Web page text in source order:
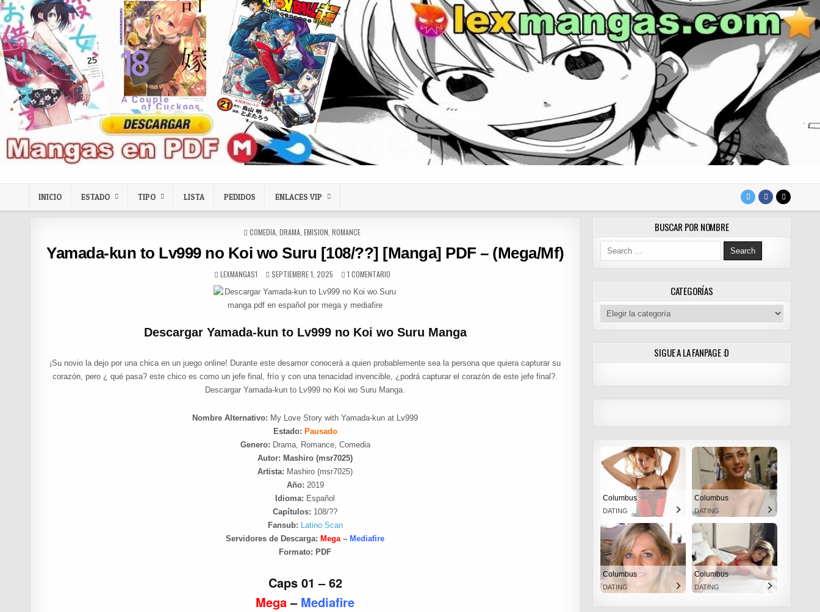
Skip to content
LexMangas
INICIO ESTADO TIPO LISTA PEDIDOS ENLACES VIP
POSTED IN
COMEDIA ,DRAMA ,EMISION ,ROMANCE
Yamada-kun to Lv999 no Koi wo Suru [108/??] [Manga] PDF – (Mega/Mf)
AUTHOR:
LEXMANGAS1 PUBLISHED DATE:
SEPTIEMBRE 1, 2025 1 COMENTARIOEN YAMADA-KUN TO LV999 NO KOI WO SURU [108/??] [MANGA] PDF – (MEGA/MF)
Descargar Yamada-kun to Lv999 no Koi wo Suru Manga
¡Su novio la dejo por una chica en un juego online! Durante este desamor conocerá a quien probablemente sea la persona que quiera capturar su
corazón, pero ¿ qué pasa? este chico es como un jefe final, frío y con una tenacidad invencible, ¿podrá capturar el corazón de este jefe final?.
Descargar Yamada-kun to Lv999 no Koi wo Suru Manga.
Nombre Alternativo: My Love Story with Yamada-kun at Lv999
Estado: Pausado
Genero: Drama, Romance, Comedia
Autor: Mashiro (msr7025)
Artista: Mashiro (msr7025)
Año: 2019
Idioma: Español
Capítulos: 108/??
Fansub: Latino Scan
Servidores de Descarga: Mega– Mediafire
Formato: PDF
Caps 01 – 62
Mega– Mediafire
BUSCAR POR NOMBRE
Search for:
CATEGORÍAS
Categorías
SIGUE A LA FANPAGE :D
Columbus
DATING
Columbus
DATING
Columbus
DATING
Columbus
DATING